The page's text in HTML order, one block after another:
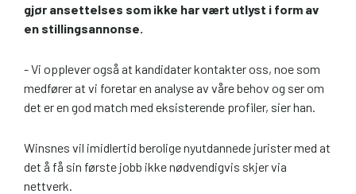
gjør ansettelses som ikke har vært utlyst i form av
en stillingsannonse.
- Vi opplever også at kandidater kontakter oss, noe som
medfører at vi foretar en analyse av våre behov og ser om
det er en god match med eksisterende profiler, sier han.
Winsnes vil imidlertid berolige nyutdannede jurister med at
det å få sin første jobb ikke nødvendigvis skjer via
nettverk.